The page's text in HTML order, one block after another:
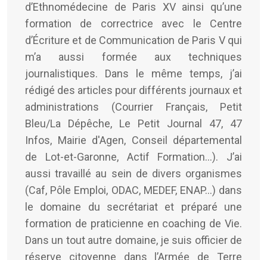
d’Ethnomédecine de Paris XV ainsi qu’une
formation de correctrice avec le Centre
d’Écriture et de Communication de Paris V qui
m’a aussi formée aux techniques
journalistiques. Dans le même temps, j’ai
rédigé des articles pour différents journaux et
administrations (Courrier Français, Petit
Bleu/La Dépêche, Le Petit Journal 47, 47
Infos, Mairie d'Agen, Conseil départemental
de Lot-et-Garonne, Actif Formation...). J’ai
aussi travaillé au sein de divers organismes
(Caf, Pôle Emploi, ODAC, MEDEF, ENAP…) dans
le domaine du secrétariat et préparé une
formation de praticienne en coaching de Vie.
Dans un tout autre domaine, je suis officier de
réserve citoyenne dans l’Armée de Terre